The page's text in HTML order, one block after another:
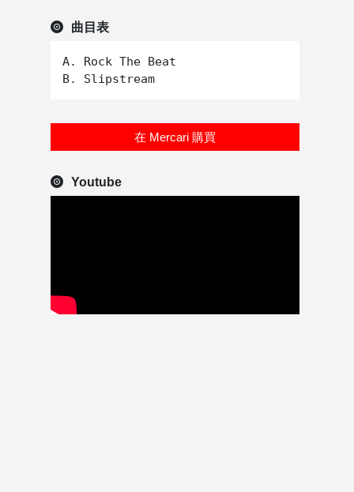
曲目表
A. Rock The Beat
在 Mercari 購買
Youtube